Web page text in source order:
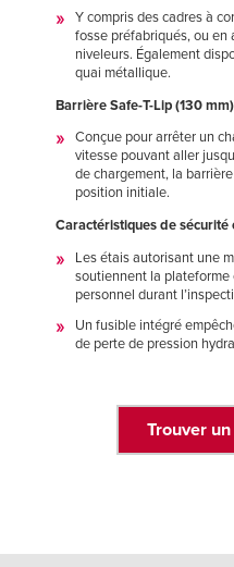
Y compris des cadres à
fosse préfabriqués, ou en
niveleurs. Également
quai métallique.
BarrièreSafe-T-Lip(130 mm)
Conçue pour arrêter un
vitesse pouvant aller
de chargement, la
position initiale.
Caractéristiques de sécurité
Les étais autorisant une
soutiennent la plateforme
personnel durant
Un fusible intégré
de perte de pression
Trouver